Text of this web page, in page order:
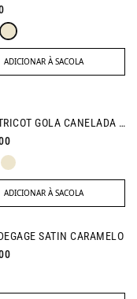
ADICIONAR À SACOLA
BLUSA TRICOT GOLA CANELADA MARINHO
ADICIONAR À SACOLA
SATIN CARAMELO